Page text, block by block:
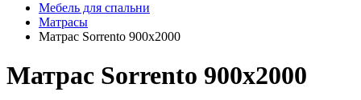
Мебель для спальни
Матрасы
Матрас Sorrento 900х2000
Матрас Sorrento 900х2000